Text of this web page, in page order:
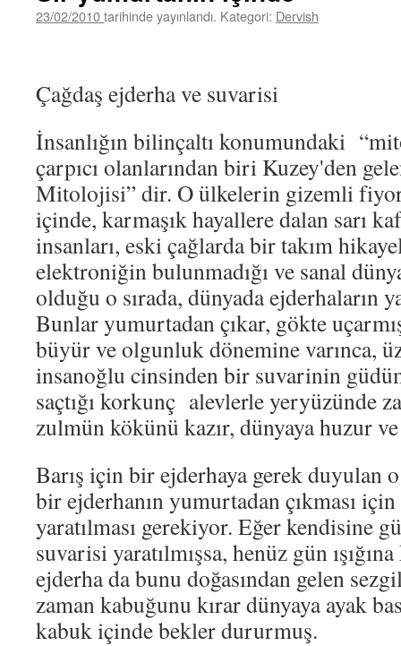
23/02/2010tarihinde yayınlandı. Kategori: Dervish
Çağdaş ejderha ve suvarisi
İnsanlığın bilinçaltı konumundaki
çarpıcı olanlarından biri Kuzey'den
Mitolojisi” dir. O ülkelerin gizemli
içinde, karmaşık hayallere dalan sarı
insanları, eski çağlarda bir takım
elektroniğin bulunmadığı ve sanal
olduğu o sırada, dünyada ejderhaların
Bunlar yumurtadan çıkar, gökte
büyür ve olgunluk dönemine varınca,
insanoğlu cinsinden bir suvarinin
saçtığı korkunç alevlerle yeryüzünde
zulmün kökünü kazır, dünyaya huzur
Barış için bir ejderhaya gerek duyulan
bir ejderhanın yumurtadan çıkması
yaratılması gerekiyor. Eğer kendisine
suvarisi yaratılmışsa, henüz gün
ejderha da bunu doğasından gelen
zaman kabuğunu kırar dünyaya ayak
kabuk içinde bekler dururmuş.